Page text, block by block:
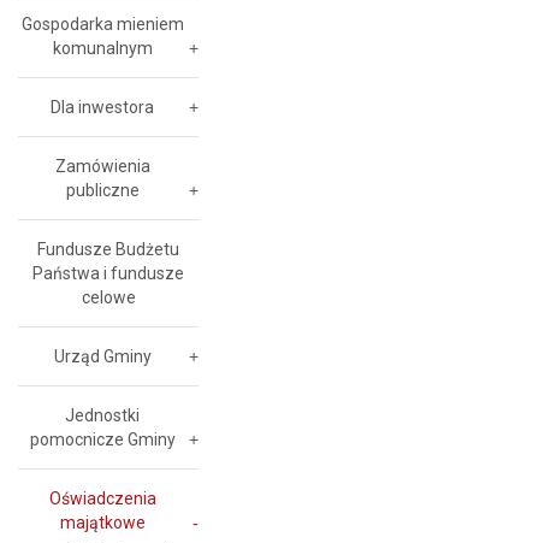
Gospodarka mieniem
komunalnym
Dla inwestora
Zamówienia
publiczne
Fundusze Budżetu
Państwa i fundusze
celowe
Urząd Gminy
Jednostki
pomocnicze Gminy
Oświadczenia
majątkowe